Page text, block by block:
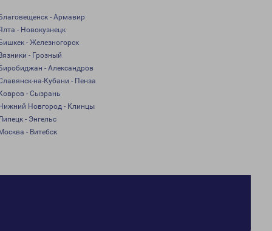
- Армавир
- Новокузнецк
- Железногорск
- Грозный
- Александров
на-Кубани - Пенза
- Сызрань
Новгород - Клинцы
- Энгельс
- Витебск